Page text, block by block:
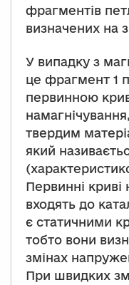
фрагментів
визначених на
У випадку з
це фрагмент 1
первинною
твердим
який
Первинні криві
входять до
є статичними
тобто вони
змінах
При швидких